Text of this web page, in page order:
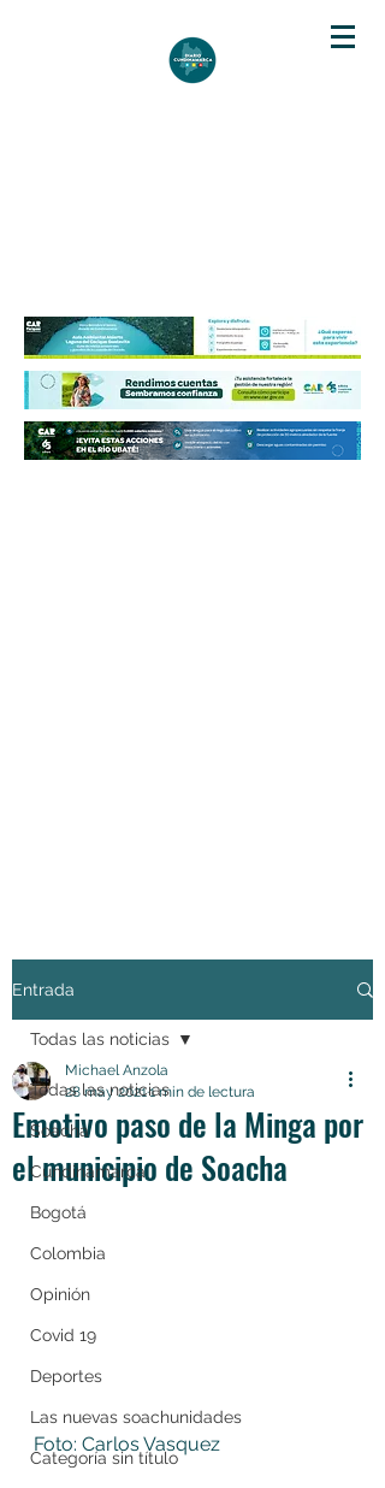
Entrada
Todas las noticias
Soacha
Cundinamarca
Bogotá
Colombia
Opinión
Covid 19
Deportes
Las nuevas soachunidades
Categoría sin título
Todas las noticias
Emotivo paso de la Minga por
el municipio de Soacha
Michael Anzola
28 may 20211 min de lectura
Foto: Carlos Vasquez